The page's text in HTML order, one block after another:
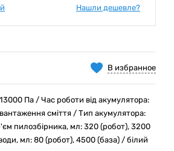
Нашли дешевле?
В избранное
Па / Час роботи від акумулятора:
сміття / Тип акумулятора:
пилозбірника, мл: 320 (робот), 3200
мл: 80 (робот), 4500 (база) / білий